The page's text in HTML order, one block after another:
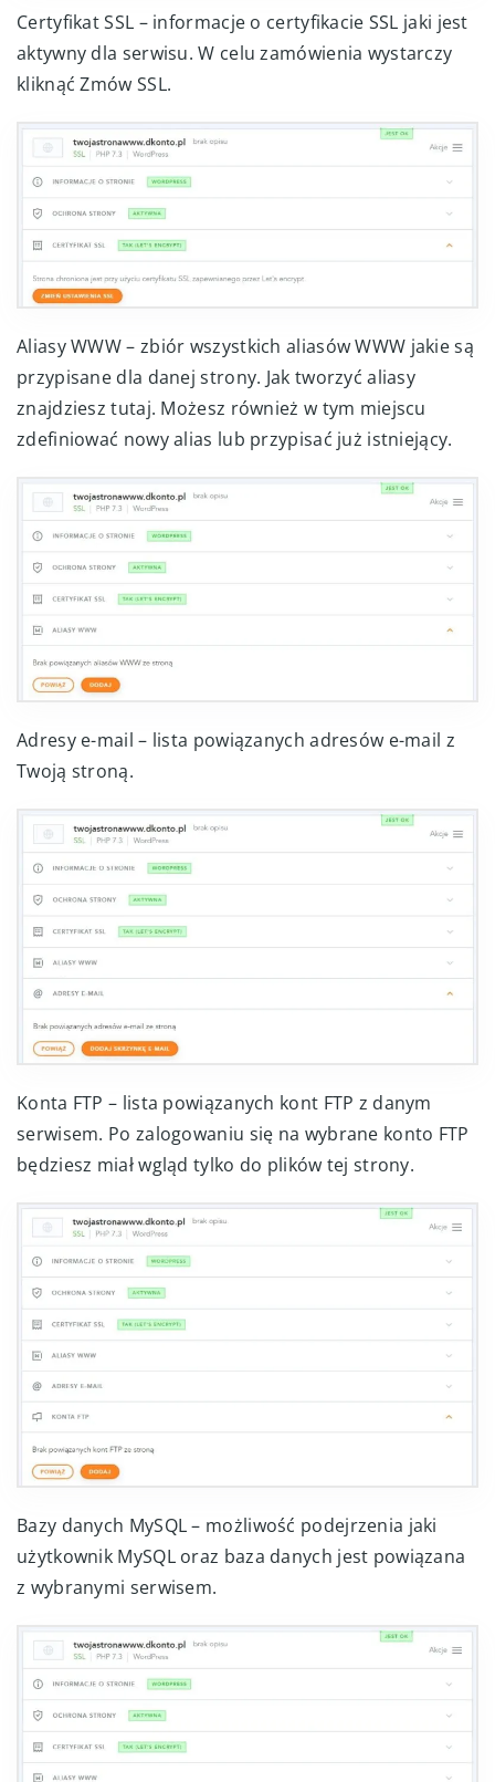
Certyfikat SSL – informacje o certyfikacie SSL jaki jest
aktywny dla serwisu. W celu zamówienia wystarczy
kliknąć Zmów SSL.
Aliasy WWW – zbiór wszystkich aliasów WWW jakie są
przypisane dla danej strony. Jak tworzyć aliasy
znajdziesz tutaj. Możesz również w tym miejscu
zdefiniować nowy alias lub przypisać już istniejący.
Adresy e-mail – lista powiązanych adresów e-mail z
Twoją stroną.
Konta FTP – lista powiązanych kont FTP z danym
serwisem. Po zalogowaniu się na wybrane konto FTP
będziesz miał wgląd tylko do plików tej strony.
Bazy danych MySQL – możliwość podejrzenia jaki
użytkownik MySQL oraz baza danych jest powiązana
z wybranymi serwisem.